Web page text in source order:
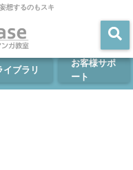
想するのもスキ
イブラリ
お客様サポ
ート